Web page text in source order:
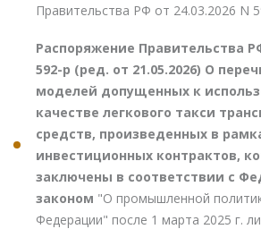
Правительства РФ от 24.03.2026 N
Распоряжение Правительства
592-р (ред. от 21.05.2026) О
моделей допущенных к
качестве легкового такси
средств, произведенных в
инвестиционных контрактов,
заключены в соответствии с
законом "О промышленной
Федерации" после 1 марта 2025 г.